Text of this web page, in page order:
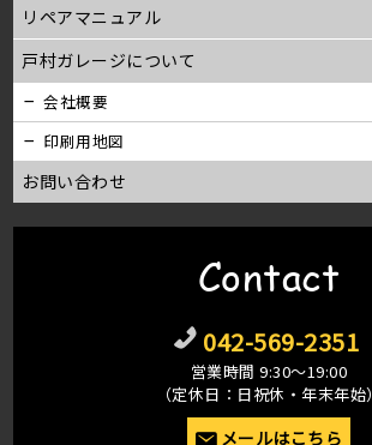
リペアマニュアル
戸村ガレージについて
会社概要
印刷用地図
お問い合わせ
Contact
042-569-2351
営業時間 9:30〜19:00
（定休日：日祝休・年末年始）
メールはこちら